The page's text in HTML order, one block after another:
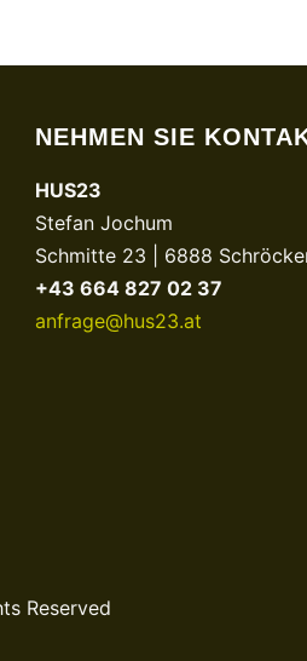
NEHMEN SIE
HUS23
Stefan Jochum
Schmitte 23 | 6888
+43 664 827 02 37
anfrage@hus23.at
Reserved